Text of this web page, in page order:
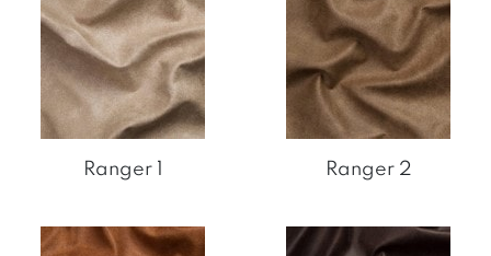
Ranger 1 Ranger 2